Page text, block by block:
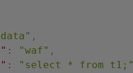
,
: "waf" ,
: "select * from t1;"